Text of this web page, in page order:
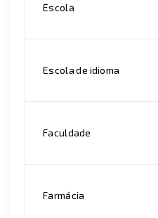
Escola
Escola de idioma
Faculdade
Farmácia